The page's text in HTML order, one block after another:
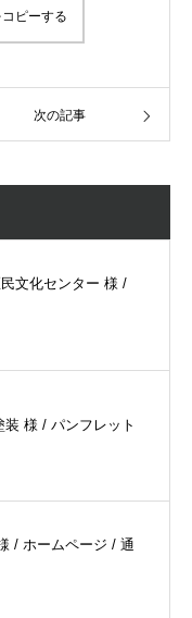
ピーする
次の記事
文化センター 様 /
様 / パンフレット
/ ホームページ / 通